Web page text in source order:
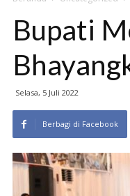
Bupati
Selasa, 5 Juli 2022
Berbagi di Facebook